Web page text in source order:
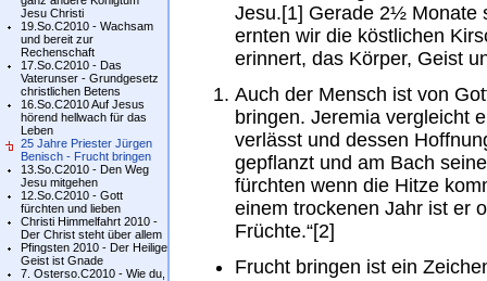
Jesu Christi
19.So.C2010 - Wachsam
und bereit zur
Rechenschaft
17.So.C2010 - Das
Vaterunser - Grundgesetz
christlichen Betens
16.So.C2010 Auf Jesus
hörend hellwach für das
Leben
25 Jahre Priester Jürgen
Benisch - Frucht bringen
13.So.C2010 - Den Weg
Jesu mitgehen
12.So.C2010 - Gott
fürchten und lieben
Christi Himmelfahrt 2010 -
Der Christ steht über allem
Pfingsten 2010 - Der Heilige
Geist ist Gnade
7. Osterso.C2010 - Wie du,
Jesu.[1] Gerade 2½ Monate
ernten wir die köstlichen
erinnert, das Körper, Geist
Auch der Mensch ist von
bringen. Jeremia vergleicht
verlässt und dessen
gepflanzt und am Bach
fürchten wenn die Hitze
einem trockenen Jahr ist er
Früchte.“[2]
Frucht bringen ist ein